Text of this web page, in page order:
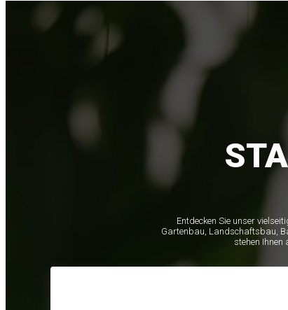
Entdecken Sie unser
Gartenbau, Landschaftsbau,
stehen